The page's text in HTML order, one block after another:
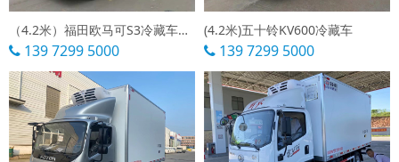
（4.2米）福田欧马可S3冷藏车价格
139 7299 5000
(4.2米)五十铃KV600冷藏车
139 7299 5000